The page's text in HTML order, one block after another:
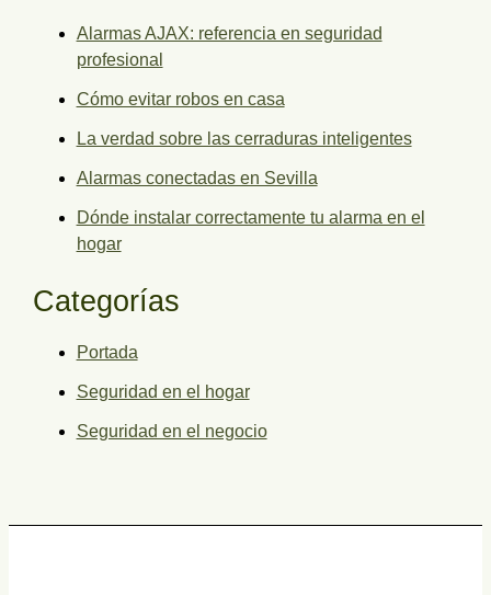
Alarmas AJAX: referencia en seguridad
profesional
Cómo evitar robos en casa
La verdad sobre las cerraduras inteligentes
Alarmas conectadas en Sevilla
Dónde instalar correctamente tu alarma en el
hogar
Categorías
Portada
Seguridad en el hogar
Seguridad en el negocio